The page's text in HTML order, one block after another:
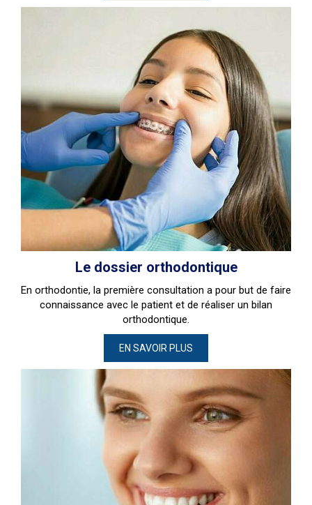
Le dossier orthodontique
En orthodontie, la première consultation a pour but de faire
connaissance avec le patient et de réaliser un bilan
orthodontique.
EN SAVOIR PLUS